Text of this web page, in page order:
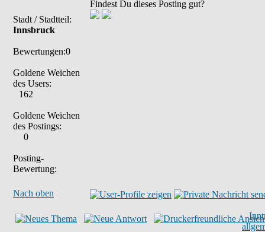
Stadt / Stadtteil:
Innsbruck
Bewertungen:0
Goldene Weichen
des Users:
162
Goldene Weichen
des Postings:
0
Posting-
Bewertung:
Findest Du dieses Posting gut?
Nach oben